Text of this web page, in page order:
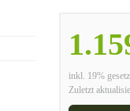
inkl. 19%
Zuletzt